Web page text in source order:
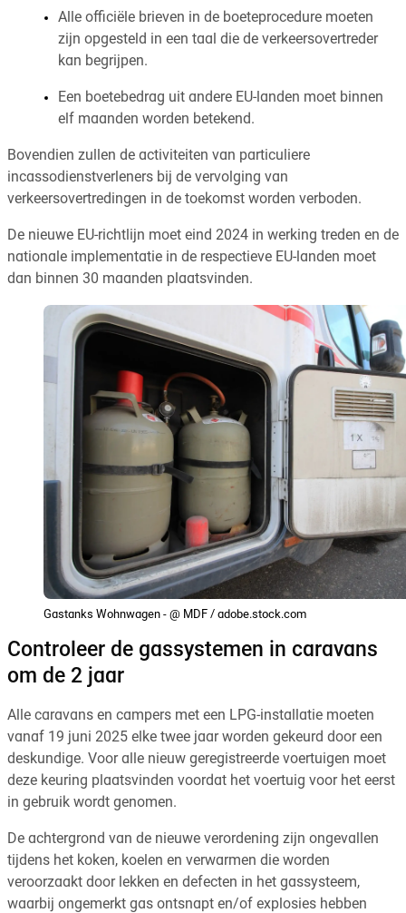
Alle officiële brieven in de boeteprocedure moeten
zijn opgesteld in een taal die de verkeersovertreder
kan begrijpen.
Een boetebedrag uit andere EU-landen moet binnen
elf maanden worden betekend.
Bovendien zullen de activiteiten van particuliere
incassodienstverleners bij de vervolging van
verkeersovertredingen in de toekomst worden verboden.
De nieuwe EU-richtlijn moet eind 2024 in werking treden en de
nationale implementatie in de respectieve EU-landen moet
dan binnen 30 maanden plaatsvinden.
Gastanks Wohnwagen - @ MDF / adobe.stock.com
Controleer de gassystemen in caravans
om de 2 jaar
Alle caravans en campers met een LPG-installatie moeten
vanaf 19 juni 2025 elke twee jaar worden gekeurd door een
deskundige. Voor alle nieuw geregistreerde voertuigen moet
deze keuring plaatsvinden voordat het voertuig voor het eerst
in gebruik wordt genomen.
De achtergrond van de nieuwe verordening zijn ongevallen
tijdens het koken, koelen en verwarmen die worden
veroorzaakt door lekken en defecten in het gassysteem,
waarbij ongemerkt gas ontsnapt en/of explosies hebben